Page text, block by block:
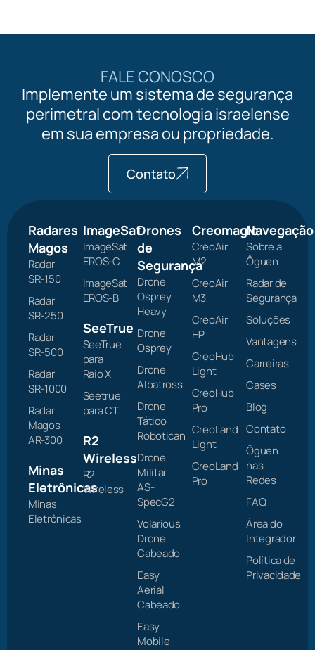
FALE CONOSCO
Implemente um sistema de segurança
perimetral com tecnologia israelense
em sua empresa ou propriedade.
Contato
Radares
Magos
Radar
SR-150
Radar
SR-250
Radar
SR-500
Radar
SR-1000
Radar
Magos
AR-300
Minas
Eletrônicas
Minas
Eletrônicas
ImageSat
ImageSat
EROS-C
ImageSat
EROS-B
SeeTrue
SeeTrue
para
Raio X
Seetrue
para CT
R2
Wireless
R2
Wireless
Drones
de
Segurança
Drone
Osprey
Heavy
Drone
Osprey
Drone
Albatross
Drone
Tático
Robotican
Drone
Militar
AS-
SpecG2
Volarious
Drone
Cabeado
Easy
Aerial
Cabeado
Easy
Mobile
Creomagic
CreoAir
M2
CreoAir
M3
CreoAir
HP
CreoHub
Light
CreoHub
Pro
CreoLand
Light
CreoLand
Pro
Navegação
Sobre a
Ôguen
Radar de
Segurança
Soluções
Vantagens
Carreiras
Cases
Blog
Contato
Ôguen
nas
Redes
FAQ
Área do
Integrador
Política de
Privacidade